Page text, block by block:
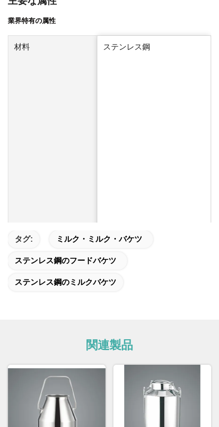
業界特有の属性
材料 ステンレス鋼
タグ: ミルク・ミルク・バケツ
ステンレス鋼のフードバケツ
ステンレス鋼のミルクバケツ
関連製品